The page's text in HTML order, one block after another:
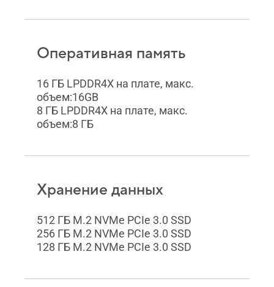
Оперативная память
16 ГБ LPDDR4X на плате, макс.
объем:16GB
8 ГБ LPDDR4X на плате, макс.
объем:8 ГБ
Хранение данных
512 ГБ M.2 NVMe PCIe 3.0 SSD
256 ГБ M.2 NVMe PCIe 3.0 SSD
128 ГБ M.2 NVMe PCIe 3.0 SSD